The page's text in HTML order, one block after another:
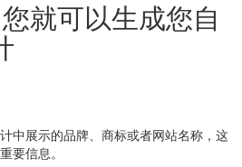
就可以生成您自
中展示的品牌、商标或者网站名称，这
要信息。